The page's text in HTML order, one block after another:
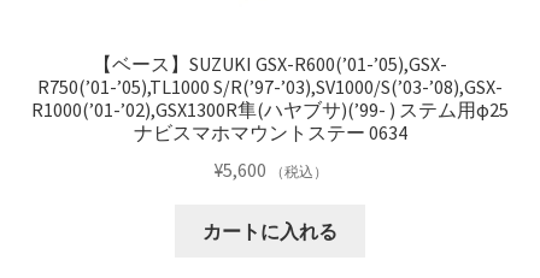
【ベース】SUZUKI GSX-R600(’01-’05),GSX-
R750(’01-’05),TL1000 S/R(’97-’03),SV1000/S(’03-’08),GSX-
R1000(’01-’02),GSX1300R隼(ハヤブサ)(’99- ) ステム用φ25
ナビスマホマウントステー 0634
¥5,600 （税込）
カートに入れる